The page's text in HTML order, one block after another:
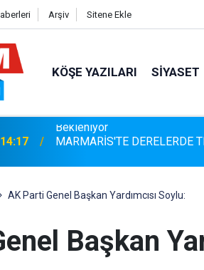
Arşiv Sitene Ekle
KÖŞE YAZILARI SIYASET
14:17 MARMARİS'TE DERELERDE
AK Parti Genel Başkan Yardımcısı Soylu:
Başkan